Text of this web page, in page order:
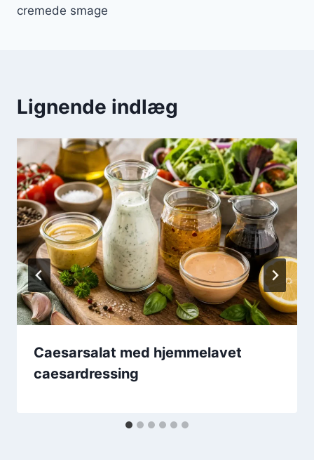
cremede smage
Lignende indlæg
Caesarsalat med hjemmelavet
caesardressing